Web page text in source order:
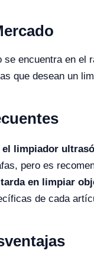
encuentra en el
que desean un
limpiador
pero es
en limpiar
de cada